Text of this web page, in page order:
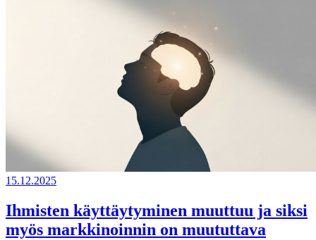
15.12.2025
Ihmisten käyttäytyminen muuttuu ja siksi
myös markkinoinnin on muututtava